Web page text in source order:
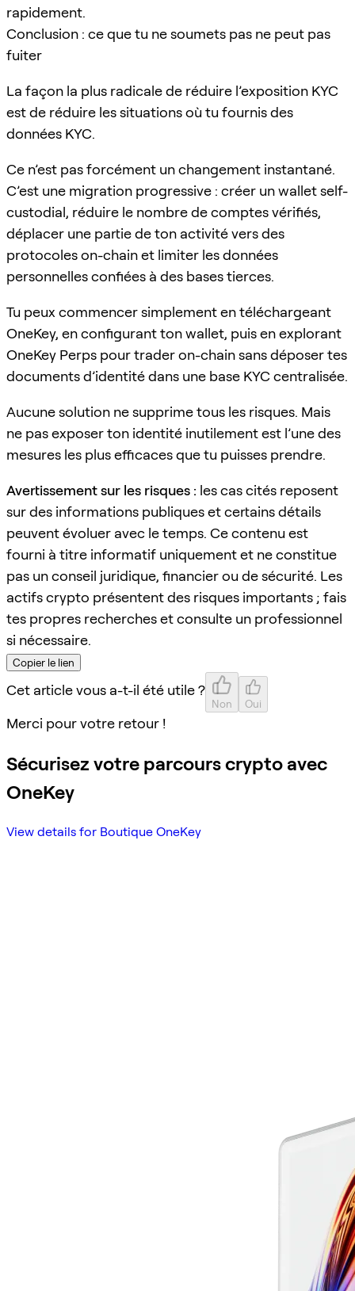
rapidement.
Conclusion : ce que tu ne soumets pas ne peut pas
fuiter
La façon la plus radicale de réduire l’exposition KYC
est de réduire les situations où tu fournis des
données KYC.
Ce n’est pas forcément un changement instantané.
C’est une migration progressive : créer un wallet self-
custodial, réduire le nombre de comptes vérifiés,
déplacer une partie de ton activité vers des
protocoles on-chain et limiter les données
personnelles confiées à des bases tierces.
Tu peux commencer simplement en téléchargeant
OneKey, en configurant ton wallet, puis en explorant
OneKey Perps pour trader on-chain sans déposer tes
documents d’identité dans une base KYC centralisée.
Aucune solution ne supprime tous les risques. Mais
ne pas exposer ton identité inutilement est l’une des
mesures les plus efficaces que tu puisses prendre.
Avertissement sur les risques : les cas cités reposent
sur des informations publiques et certains détails
peuvent évoluer avec le temps. Ce contenu est
fourni à titre informatif uniquement et ne constitue
pas un conseil juridique, financier ou de sécurité. Les
actifs crypto présentent des risques importants ; fais
tes propres recherches et consulte un professionnel
si nécessaire.
Copier le lien
Cet article vous a-t-il été utile ?
Non Oui
Merci pour votre retour !
Sécurisez votre parcours crypto avec
OneKey
View details for Boutique OneKey